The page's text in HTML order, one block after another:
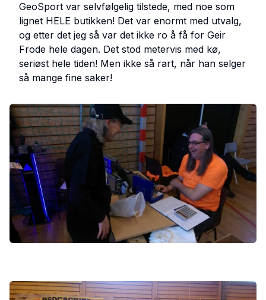
GeoSport var selvfølgelig tilstede, med noe som
lignet HELE butikken! Det var enormt med utvalg,
og etter det jeg så var det ikke ro å få for Geir
Frode hele dagen. Det stod metervis med kø,
seriøst hele tiden! Men ikke så rart, når han selger
så mange fine saker!